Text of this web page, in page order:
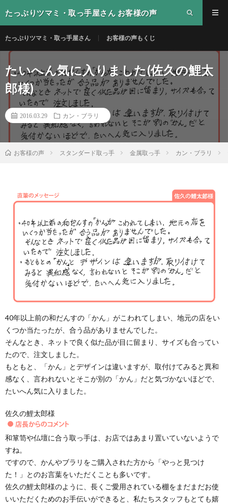
たっぷりツマミ・取っ手屋さん お客様の声
たっぷりツマミ・取っ手屋さん お客様の声もくじ
たいへん気に入りました(佐久の鯉太
郎様)
2016.03.29 カン・ブラリ
お客様の声 スタンダード取っ手 金属取っ手 カン・ブラリ
40年以上前の和だんすの「かん」がこわれてしまい、地元の店をい
くつか当たったが、合う品がありませんでした。
そんなとき、ネットで良く似た品が目に留まり、サイズも合ってい
たので、注文しました。
もともと、「かん」とデザインは違いますが、取付けてみると異和
感なく、言われないとそこが別の「かん」だと気づかないほどで、
たいへん気に入りました。
佐久の鯉太郎様
和箪笥や仏壇に合う取っ手は、お店ではあまり置いていないようで
すね。
ですので、かんやブラリをご購入された方から「やっと見つけ
た！」とのお言葉をいただくことも多いです。
佐久の鯉太郎様のように、長くご愛用されている棚をまだまだお使
いいただくためのお手伝いができると、私たちスタッフもとても嬉